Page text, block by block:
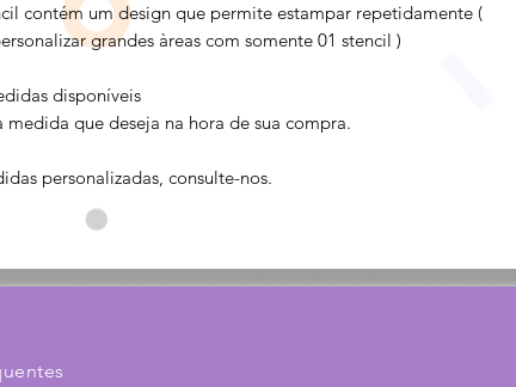
contém um design que permite estampar repetidamente (
grandes àreas com somente 01 stencil )
disponíveis
medida que deseja na hora de sua compra.
personalizadas, consulte-nos.